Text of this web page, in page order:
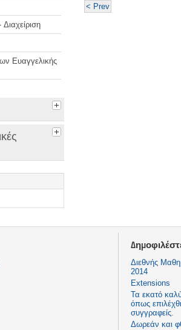
Ευαγγελικής
< Prev
Διεθνής
2014
Extensions
Τα εκατό
όπως
συγγραφείς.
Δωρεάν και